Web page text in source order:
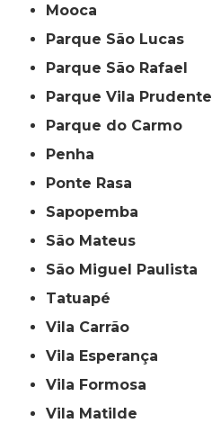
Mooca
Parque São Lucas
Parque São Rafael
Parque Vila Prudente
Parque do Carmo
Penha
Ponte Rasa
Sapopemba
São Mateus
São Miguel Paulista
Tatuapé
Vila Carrão
Vila Esperança
Vila Formosa
Vila Matilde